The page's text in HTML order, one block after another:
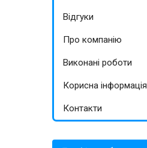
Відгуки
Про компанію
Виконані роботи
Корисна інформація
Контакти